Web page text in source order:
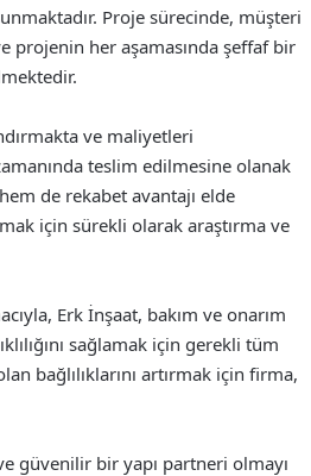
Proje sürecinde, müşteri
her aşamasında şeffaf bir
ve maliyetleri
teslim edilmesine olanak
de rekabet avantajı elde
için sürekli olarak araştırma ve
Erk İnşaat, bakım ve onarım
sağlamak için gerekli tüm
bağlılıklarını artırmak için firma,
güvenilir bir yapı partneri olmayı